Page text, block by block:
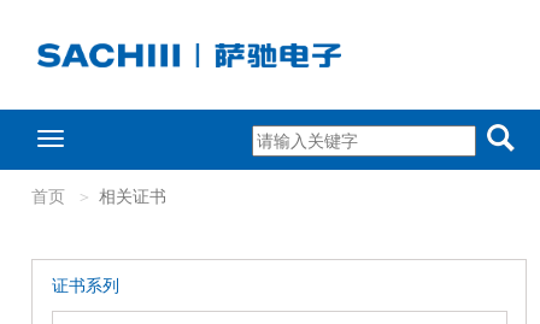
Toggle
首页
相关证书
证书系列